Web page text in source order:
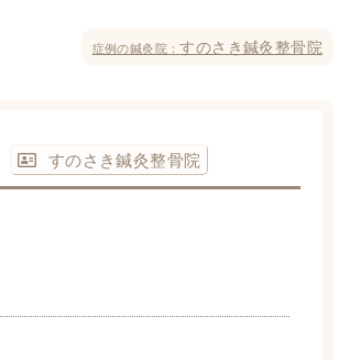
症例の鍼灸院：すのさき鍼灸整骨院
すのさき鍼灸整骨院